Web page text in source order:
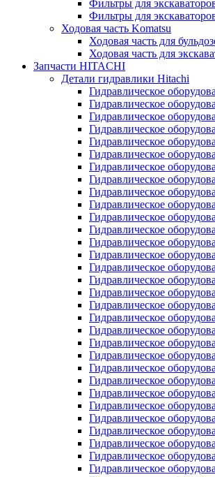
Фильтры для
Фильтры для
Ходовая часть Komatsu
Ходовая часть для
Ходовая часть для
Запчасти HITACHI
Детали гидравлики Hitachi
Гидравлическое
Гидравлическое
Гидравлическое
Гидравлическое
Гидравлическое
Гидравлическое
Гидравлическое
Гидравлическое
Гидравлическое
Гидравлическое
Гидравлическое
Гидравлическое
Гидравлическое
Гидравлическое
Гидравлическое
Гидравлическое
Гидравлическое
Гидравлическое
Гидравлическое
Гидравлическое
Гидравлическое
Гидравлическое
Гидравлическое
Гидравлическое
Гидравлическое
Гидравлическое
Гидравлическое
Гидравлическое
Гидравлическое
Гидравлическое
Гидравлическое